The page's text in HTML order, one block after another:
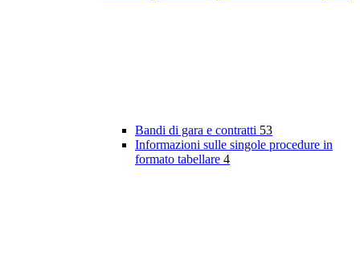
Bandi di gara e contratti 53
Informazioni sulle singole procedure in
formato tabellare 4